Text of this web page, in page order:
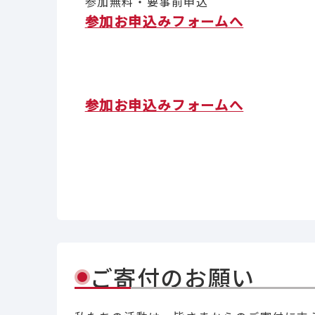
参加お申込みフォームへ
参加お申込みフォームへ
ご寄付のお願い